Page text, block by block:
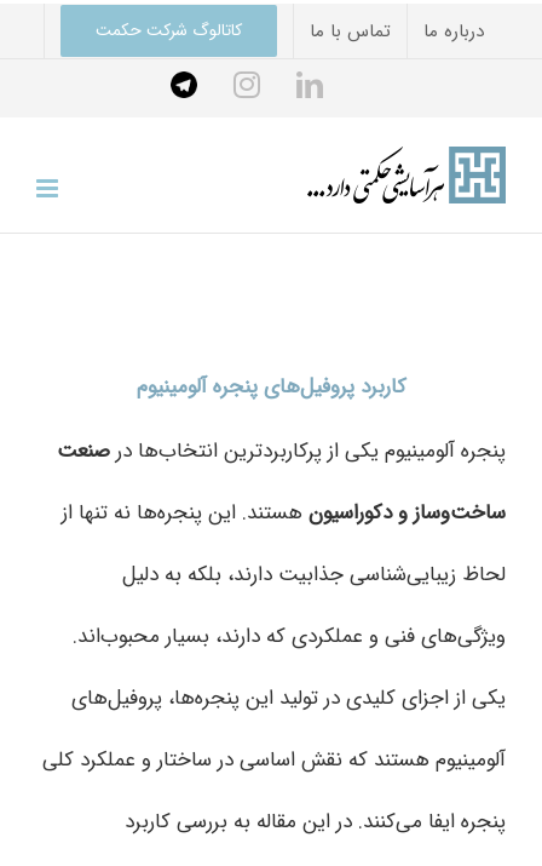
درباره ما تماس با ما
کاتالوگ شرکت حکمت
linkedin
instagram
Telegram
کاربرد پروفیل‌های پنجره آلومینیوم
پنجره آلومینیوم یکی از پرکاربردترین انتخاب‌ها درصنعت
ساخت‌وساز و دکوراسیون هستند. این پنجره‌ها نه تنها از
لحاظ زیبایی‌شناسی جذابیت دارند، بلکه به دلیل
ویژگی‌های فنی و عملکردی که دارند، بسیار محبوب‌اند.
یکی از اجزای کلیدی در تولید این پنجره‌ها، پروفیل‌های
آلومینیوم هستند که نقش اساسی در ساختار و عملکرد کلی
پنجره ایفا می‌کنند. در این مقاله به بررسی کاربرد